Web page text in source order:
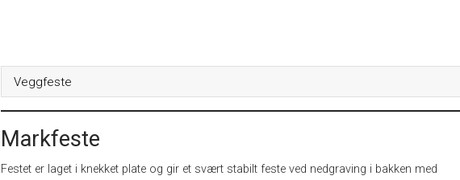
Veggfeste
Markfeste
Festet er laget i knekket plate og gir et svært stabilt feste ved nedgraving i bakken med